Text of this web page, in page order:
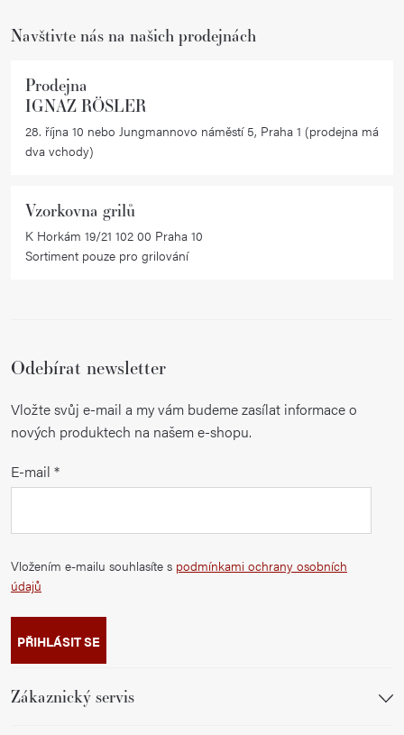
Navštivte nás na našich prodejnách
Prodejna
IGNAZ RÖSLER
28. října 10 nebo Jungmannovo náměstí 5, Praha 1 (prodejna má
dva vchody)
Vzorkovna grilů
K Horkám 19/21 102 00 Praha 10
Sortiment pouze pro grilování
Odebírat newsletter
Vložte svůj e-mail a my vám budeme zasílat informace o
nových produktech na našem e-shopu.
E-mail
Vložením e-mailu souhlasíte s podmínkami ochrany osobních
údajů
PŘIHLÁSIT SE
Zákaznický servis